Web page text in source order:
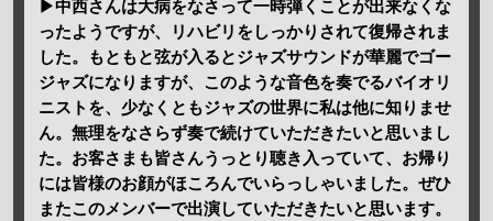
▶中西さんは大病をなさって一時弾くことが出来なくな
ったようですが、リハビリをしっかりされて復帰されま
した。もともと弦が入るとジャズサウンドが華麗でゴー
ジャズになりますが、このような音色を奏でるバイオリ
ニストを、少なくともジャズの世界に私は他に知りませ
ん。無理をなさらず奏で続けていただきたいと思いまし
た。お客さまも皆さんうっとり聴き入っていて、お帰り
には皆様のお顔がほころんでいらっしゃいました。ぜひ
またこのメンバーで出演していただきたいと思います。